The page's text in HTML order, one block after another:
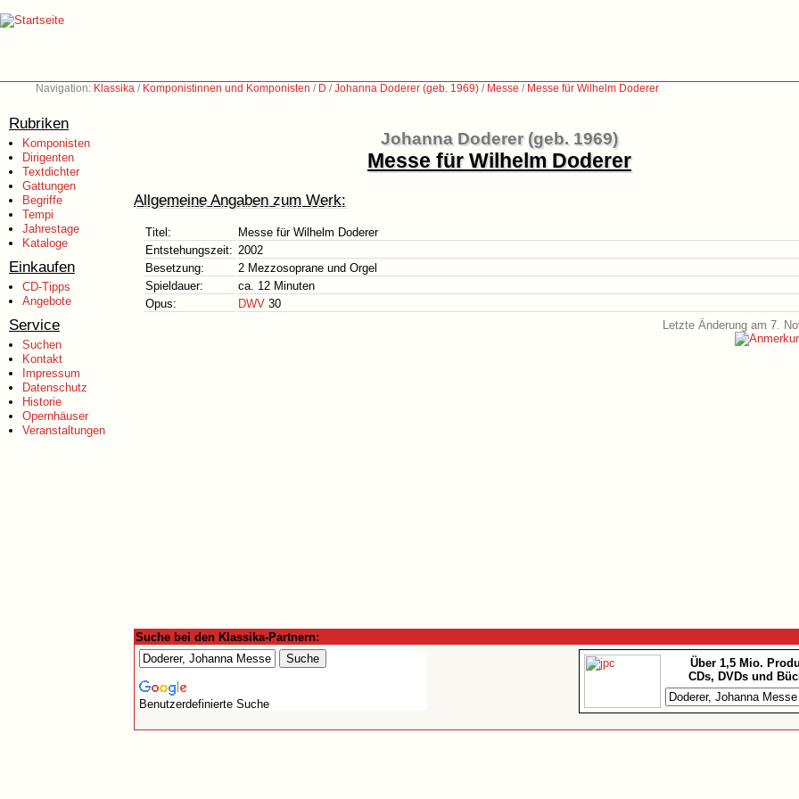
Navigation: Klassika / Komponistinnen und Komponisten / D /Johanna Doderer (geb. 1969) / Messe / Messe für Wilhelm Doderer
Rubriken
Komponisten
Dirigenten
Textdichter
Gattungen
Begriffe
Tempi
Jahrestage
Kataloge
Einkaufen
CD-Tipps
Angebote
Service
Suchen
Kontakt
Impressum
Datenschutz
Historie
Opernhäuser
Veranstaltungen
Johanna Doderer (geb. 1969)
Messe für Wilhelm Doderer
Allgemeine Angaben zum Werk:
Titel:
Messe für Wilhelm Doderer
Entstehungszeit: 2002
Besetzung:
2 Mezzosoprane und Orgel
Spieldauer:
ca. 12 Minuten
Opus:
DWV 30
Letzte Änderung am 7.
Suche bei den Klassika-Partnern:
Benutzerdefinierte Suche
Über 1,5 Mio.
CDs, DVDs und